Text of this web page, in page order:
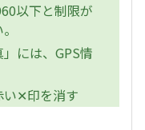
以下と制限が
には、GPS情
✕印を消す